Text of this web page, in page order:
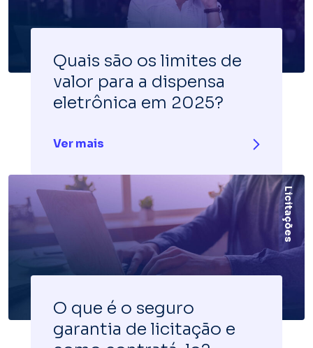
Quais são os limites de
valor para a dispensa
eletrônica em 2025?
Ver mais
Licitações
O que é o seguro
garantia de licitação e